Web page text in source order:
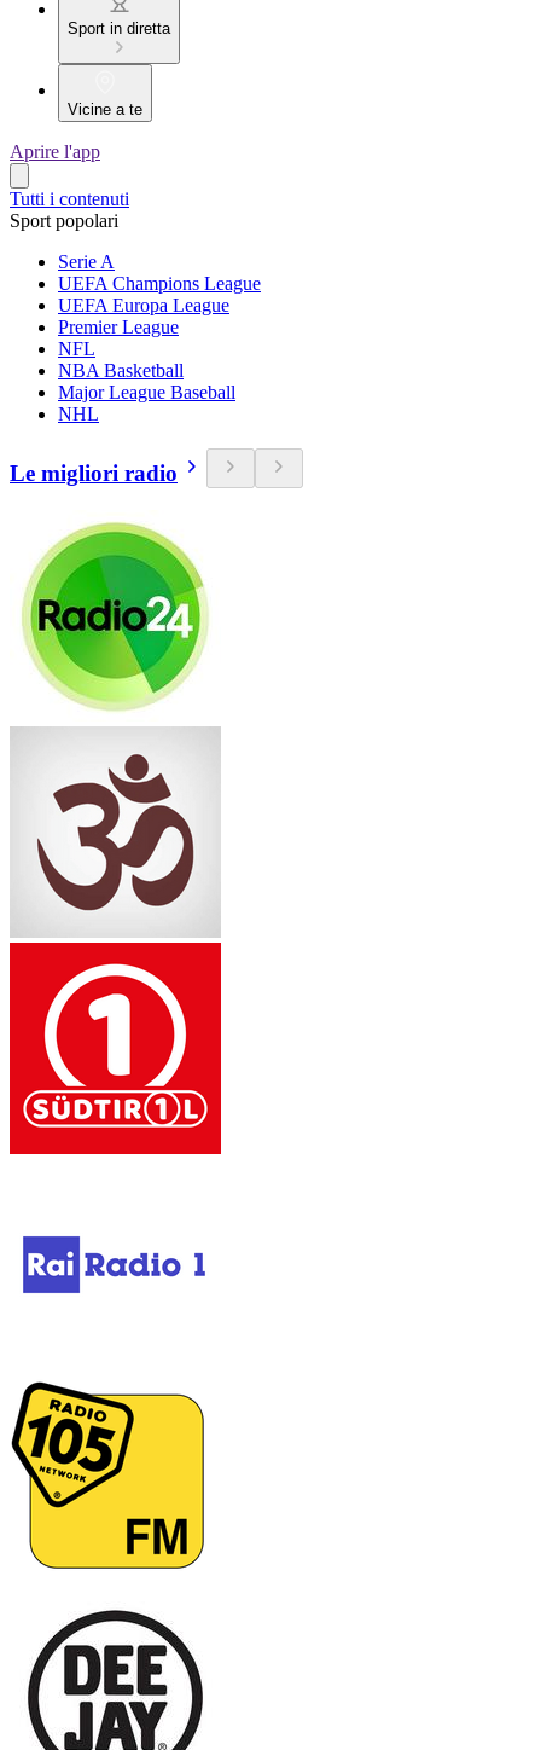
Sport in diretta
Vicine a te
Aprire l'app
Tutti i contenuti
Sport popolari
Serie A
UEFA Champions League
UEFA Europa League
Premier League
NFL
NBA Basketball
Major League Baseball
NHL
Le migliori radio